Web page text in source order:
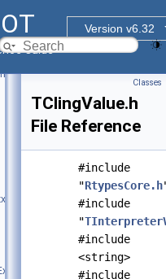
Version v6.32
Guide
Classes
TClingValue.h
File Reference
#include
"RtypesCore.h
#include
"
#include
<string>
#include